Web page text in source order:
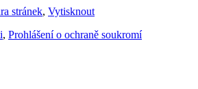
stránek, Vytisknout
, Prohlášení o ochraně soukromí